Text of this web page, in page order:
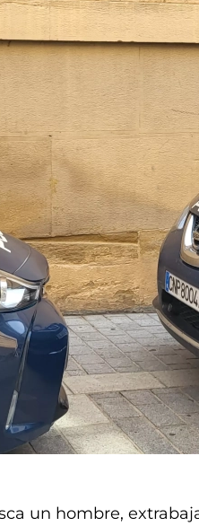
un hombre,